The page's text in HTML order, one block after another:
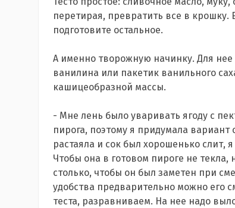
перетирая, превратить все в крошку.
подготовите остальное.
А именно творожную начинку. Для нее
ванилина или пакетик ванильного
кашицеобразной массы.
- Мне лень было уваривать ягоду с
пирога, поэтому я придумала вариант
растаяла и сок был хорошенько слит,
Чтобы она в готовом пироге не текла,
столько, чтобы он был заметен при
удобства предварительно можно его
теста, разравниваем. На нее надо